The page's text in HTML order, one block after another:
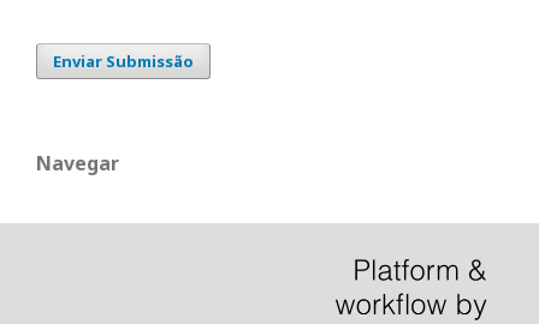
Enviar Submissão
Navegar